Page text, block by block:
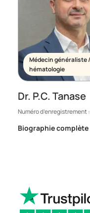
Médecin généraliste /
hématologie
Dr. P.C. Tanase
Numéro d’enregistrement :
Biographie complète